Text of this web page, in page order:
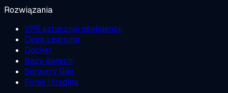
Rozwiązania
VPS sztucznej inteligencji
Deep Learning
Docker
Bazy danych
Serwery Gier
Forex i trading